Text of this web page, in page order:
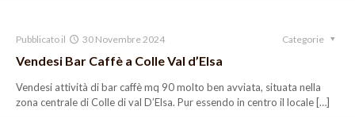
Pubblicato il 30 Novembre 2024 Categorie
Vendesi Bar Caffè a Colle Val d’Elsa
Vendesi attività di bar caffè mq 90 molto ben avviata, situata nella
zona centrale di Colle di val D’Elsa. Pur essendo in centro il locale […]